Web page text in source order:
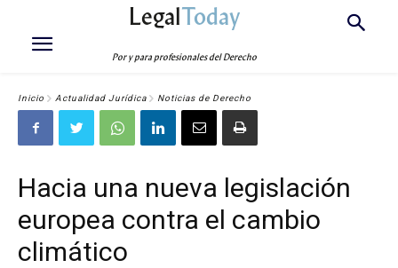
LegalToday
Por y para profesionales del Derecho
Inicio Actualidad Jurídica Noticias de Derecho
Hacia una nueva legislación
europea contra el cambio
climático